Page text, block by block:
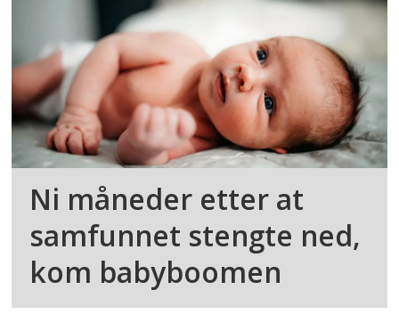
Ni måneder etter at
samfunnet stengte ned,
kom babyboomen